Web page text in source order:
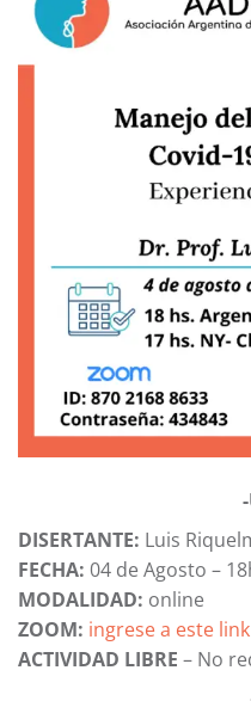
DISERTANTE: Luis
FECHA: 04 de Agosto –
MODALIDAD: online
ZOOM: ingrese a este link
ACTIVIDAD LIBRE – No